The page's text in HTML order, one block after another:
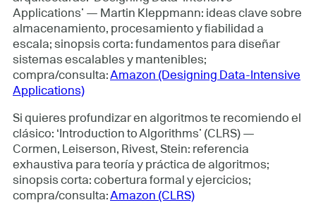
Applications’ — Martin Kleppmann: ideas clave sobre
almacenamiento, procesamiento y fiabilidad a
escala; sinopsis corta: fundamentos para diseñar
sistemas escalables y mantenibles;
compra/consulta:Amazon (Designing Data-Intensive
Applications)
Si quieres profundizar en algoritmos te recomiendo el
clásico: ‘Introduction to Algorithms’ (CLRS) —
Cormen, Leiserson, Rivest, Stein: referencia
exhaustiva para teoría y práctica de algoritmos;
sinopsis corta: cobertura formal y ejercicios;
compra/consulta:Amazon (CLRS)